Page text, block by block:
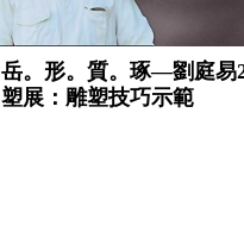
岳。形。質。琢—劉庭易
塑展：雕塑技巧示範